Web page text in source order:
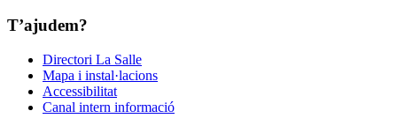
T’ajudem?
Directori La Salle
Mapa i instal·lacions
Accessibilitat
Canal intern informació